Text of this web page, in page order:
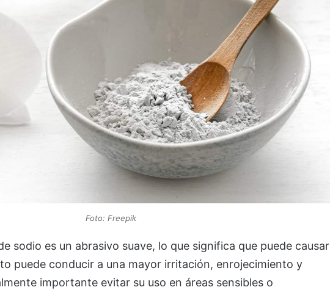
Foto: Freepik
sodio es un abrasivo suave, lo que significa que puede causar
puede conducir a una mayor irritación, enrojecimiento y
importante evitar su uso en áreas sensibles o